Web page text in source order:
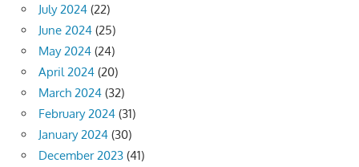
July 2024 (22)
June 2024 (25)
May 2024 (24)
April 2024 (20)
March 2024 (32)
February 2024 (31)
January 2024 (30)
December 2023 (41)